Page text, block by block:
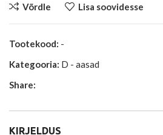
Võrdle Lisa soovidesse
Tootekood: -
Kategooria: D - aasad
Share:
KIRJELDUS